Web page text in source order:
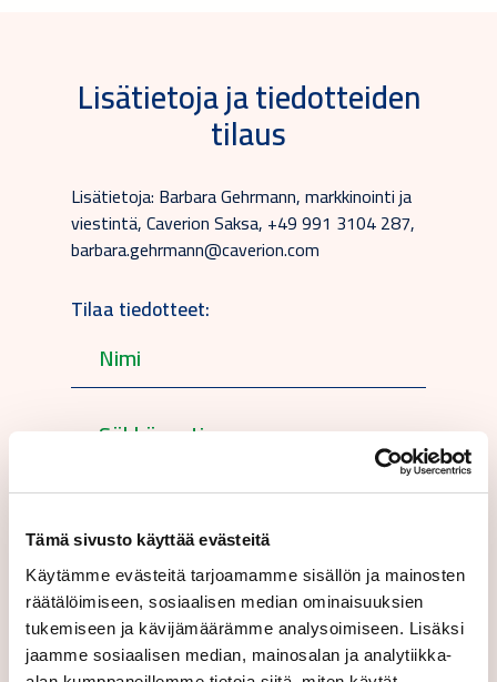
Tämä sivusto käyttää evästeitä
Käytämme evästeitä tarjoamamme sisällön ja mainosten
räätälöimiseen, sosiaalisen median ominaisuuksien
tukemiseen ja kävijämäärämme analysoimiseen. Lisäksi
jaamme sosiaalisen median, mainosalan ja analytiikka-
Lisätietoja ja tiedotteiden
tilaus
Lisätietoja: Barbara Gehrmann, markkinointi ja
viestintä, Caverion Saksa, +49 991 3104 287,
barbara.gehrmann@caverion.com
Tilaa tiedotteet:
Suomeksi
Lähettämällä tämän lomakkeen hyväksyt
käyttöehtomme.